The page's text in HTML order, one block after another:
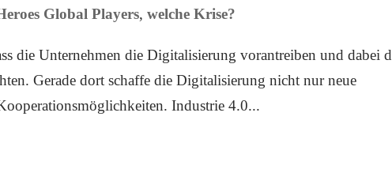
Global Players,welche Krise?
die Unternehmen die Digitalisierung vorantreiben und dabei
Gerade dort schaffe die Digitalisierung nicht nur neue
Industrie 4.0...